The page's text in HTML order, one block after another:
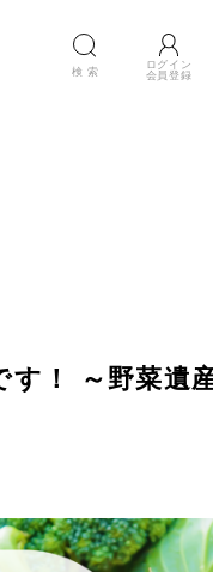
検 索
ログイン
会員登録
！ ～野菜遺